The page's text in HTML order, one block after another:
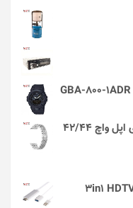
بند طرح Diamond کد i1012 مناسب برای اپل واچ 42/44